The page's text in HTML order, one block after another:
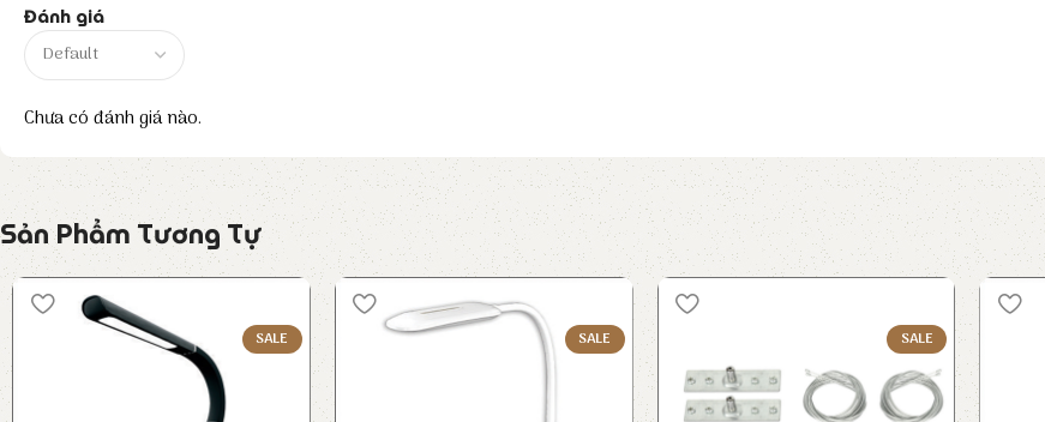
Đánh giá
Chưa có đánh giá nào.
Sản Phẩm Tương Tự
SALE SALE SALE